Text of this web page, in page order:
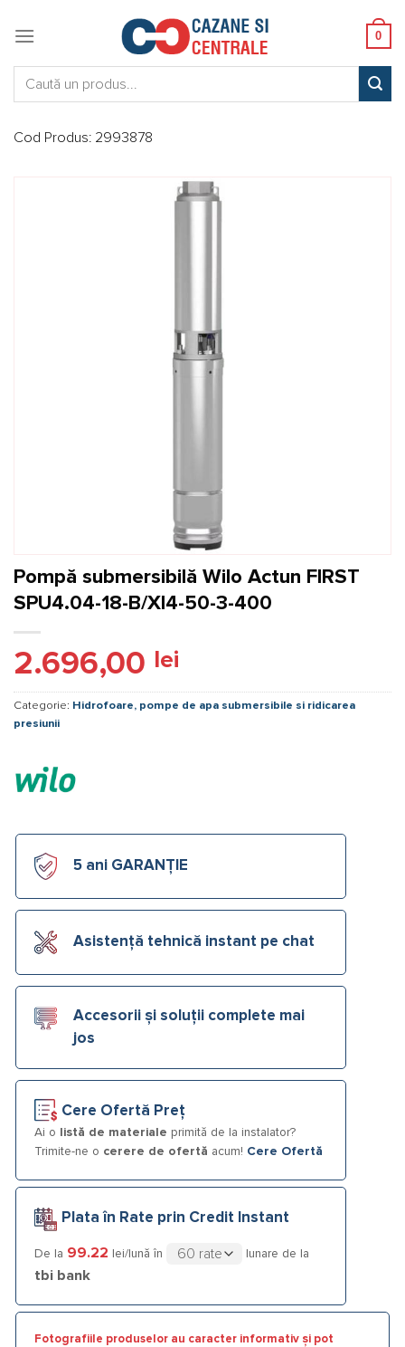
0
Cod Produs: 2993878
Pompă submersibilă Wilo Actun FIRST
SPU4.04-18-B/XI4-50-3-400
2.696,00 lei
Categorie: Hidrofoare, pompe de apa submersibile si ridicarea
presiunii
5 ani GARANȚIE
Asistență tehnică instant pe chat
Accesorii și soluții complete mai
jos
Cere Ofertă Preț
Ai o listă de materiale primită de la instalator?
Trimite-ne o cerere de ofertă acum! Cere Ofertă
Plata în Rate prin Credit Instant
De la 99.22 lei/lună în lunare de la
tbi bank
Fotografiile produselor au caracter informativ și pot